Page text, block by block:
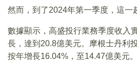
然而，到了2024年第一季度，這一
數據顯示，高盛投行業務季度收入
長，達到20.8億美元。摩根士丹利
按年增長16.04%，至14.47億美元。